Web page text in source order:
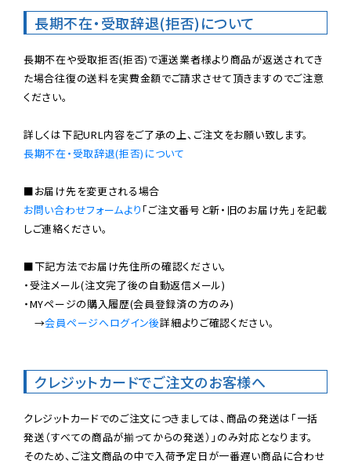
長期不在・受取辞退(拒否)について
長期不在や受取拒否(拒否)で運送業者様より商品が返送されてき
た場合往復の送料を実費金額でご請求させて頂きますのでご注意
ください。
長期不在・受取辞退(拒否)について
お問い合わせフォームより 「ご注文番号と新・旧のお届け先」を記載
しご連絡ください。
■下記方法でお届け先住所の確認ください。
・受注メール(注文完了後の自動返信メール)
・MYページの購入履歴(会員登録済の方のみ)
→会員ページへログイン後詳細よりご確認ください。
クレジットカードでご注文のお客様へ
クレジットカードでのご注文につきましては、商品の発送は「一括
発送（すべての商品が揃ってからの発送）」のみ対応となります。
そのため、ご注文商品の中で入荷予定日が一番遅い商品に合わせ